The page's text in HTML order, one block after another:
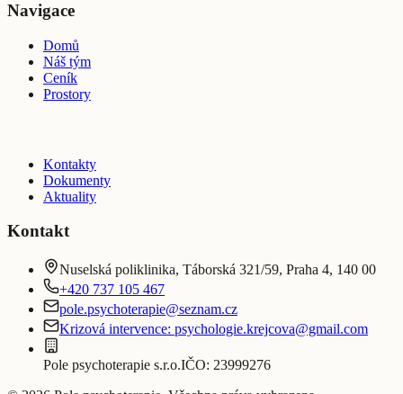
Navigace
Domů
Náš tým
Ceník
Prostory
Kontakty
Dokumenty
Aktuality
Kontakt
Nuselská poliklinika, Táborská 321/59, Praha 4, 140 00
+420 737 105 467
pole.psychoterapie@seznam.cz
Krizová intervence: psychologie.krejcova@gmail.com
Pole psychoterapie s.r.o.IČO: 23999276